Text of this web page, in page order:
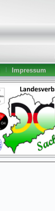
Impressum